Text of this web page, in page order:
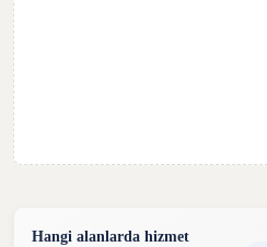
Hangi alanlarda hizmet